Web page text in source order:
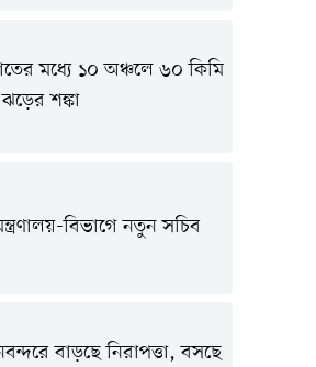
মধ্যে ১০ অঞ্চলে ৬০ কিমি
শঙ্কা
বিভাগে নতুন সচিব
বাড়ছে নিরাপত্তা, বসছে